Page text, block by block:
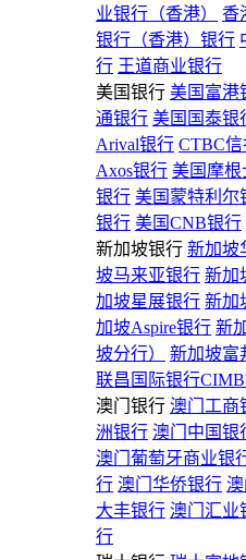
业银行（香港）
香
银行（香港）银行
行 王道商业银行
美国银行 美国富港
通银行 美国国泰银
Arival银行 CTBC
Axos银行 美国摩根
银行 美国蒙特利尔
银行 美国CNB银行
新加坡银行 新加坡
坡马来亚银行 新加
加坡星展银行 新加
加坡Aspire银行 新
坡分行）
新加坡富
联昌国际银行
澳门银行 澳门工商
洲银行 澳门中国银
澳门葡萄牙商业银
行 澳门华侨银行
大丰银行 澳门汇业
行